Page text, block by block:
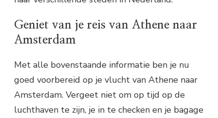
Geniet van je reis van Athene naar
Amsterdam
Met alle bovenstaande informatie ben je nu
goed voorbereid op je vlucht van Athene naar
Amsterdam. Vergeet niet om op tijd op de
luchthaven te zijn, je in te checken en je bagage